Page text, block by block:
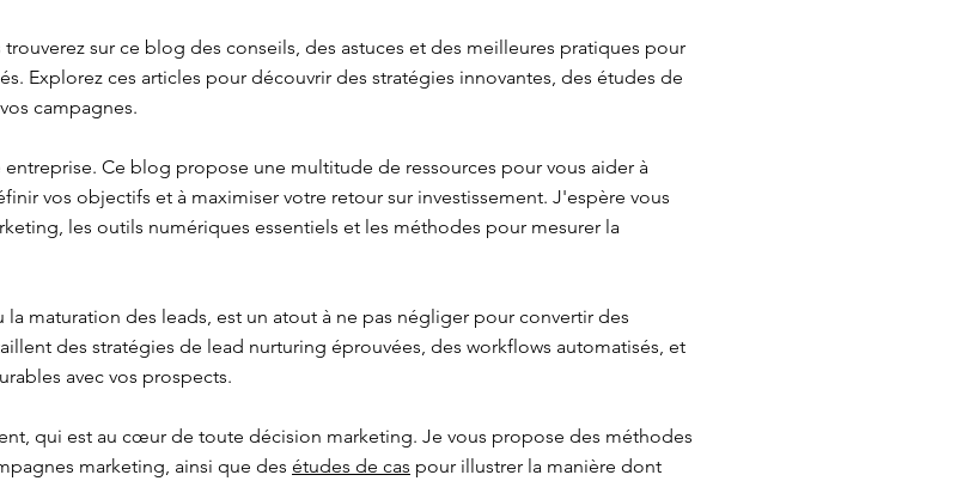
sur ce blog des conseils, des astuces et des meilleures pratiques pour
Explorez ces articles pour découvrir des stratégies innovantes, des études de
campagnes.
Ce blog propose une multitude de ressources pour vous aider à
vos objectifs et à maximiser votre retour sur investissement. J'espère vous
les outils numériques essentiels et les méthodes pour mesurer la
maturation des leads, est un atout à ne pas négliger pour convertir des
des stratégies de lead nurturing éprouvées, des workflows automatisés, et
avec vos prospects.
qui est au cœur de toute décision marketing. Je vous propose des méthodes
marketing, ainsi que des études de cas pour illustrer la manière dont